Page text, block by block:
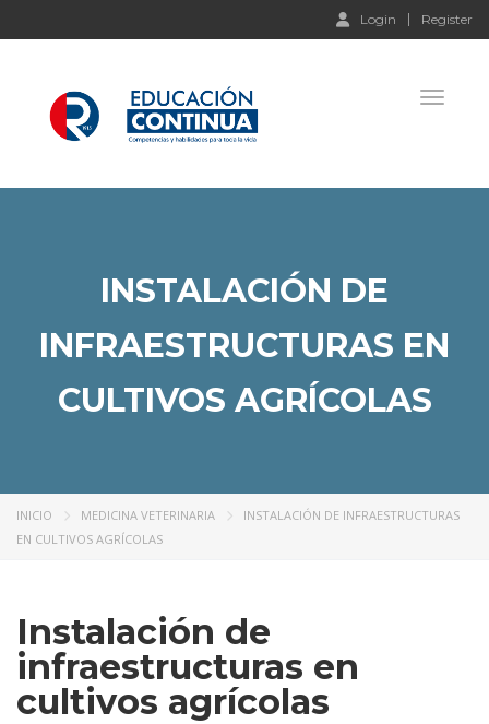
Login Register
Toggle
INSTALACIÓN DE
INFRAESTRUCTURAS EN
CULTIVOS AGRÍCOLAS
INICIO MEDICINA VETERINARIA
INSTALACIÓN DE INFRAESTRUCTURAS
EN CULTIVOS AGRÍCOLAS
Instalación de
infraestructuras en
cultivos agrícolas